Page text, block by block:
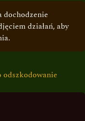
dochodzenie
działań, aby
odszkodowanie